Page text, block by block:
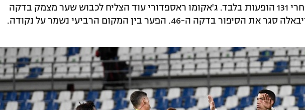
ה-100 במועדון אחרי 131 הופעות בלבד. ג'אקומו ראספדורי עוד הצליח לכבוש שער מצמק בדקה